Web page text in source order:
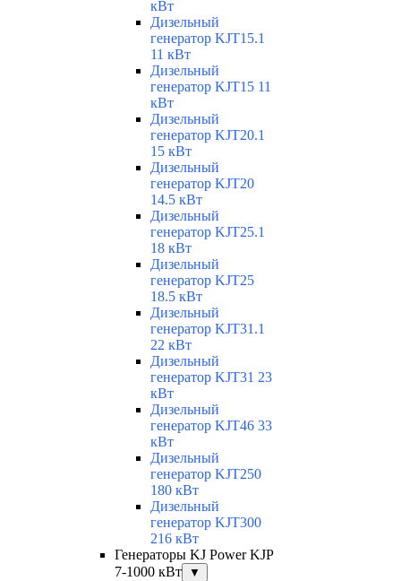
кВт
Дизельный
генератор KJT15.1
11 кВт
Дизельный
генератор KJT15 11
кВт
Дизельный
генератор KJT20.1
15 кВт
Дизельный
генератор KJT20
14.5 кВт
Дизельный
генератор KJT25.1
18 кВт
Дизельный
генератор KJT25
18.5 кВт
Дизельный
генератор KJT31.1
22 кВт
Дизельный
генератор KJT31 23
кВт
Дизельный
генератор KJT46 33
кВт
Дизельный
генератор KJT250
180 кВт
Дизельный
генератор KJT300
216 кВт
Генераторы KJ Power KJP
7-1000 кВт
▼